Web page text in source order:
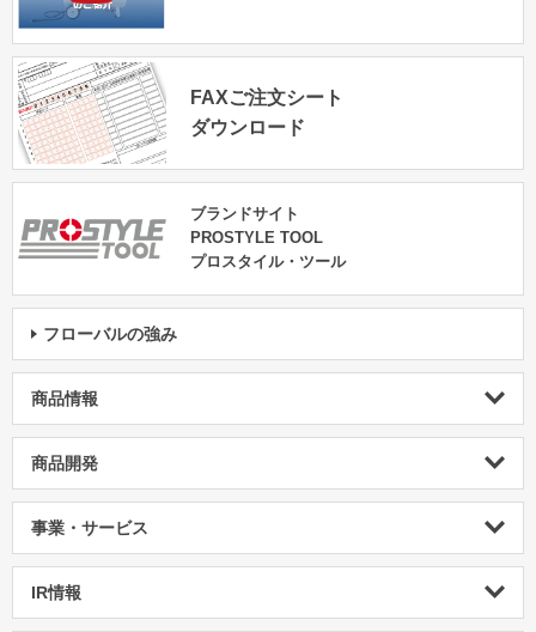
FAXご注文シート
ダウンロード
ブランドサイト
PROSTYLE TOOL
プロスタイル・ツール
フローバルの強み
商品情報
商品開発
事業・サービス
IR情報